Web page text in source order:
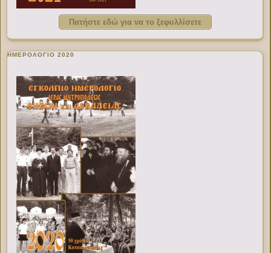
Πατήστε εδώ για να το ξεφυλλίσετε
ΗΜΕΡΟΛΟΓΙΟ 2020